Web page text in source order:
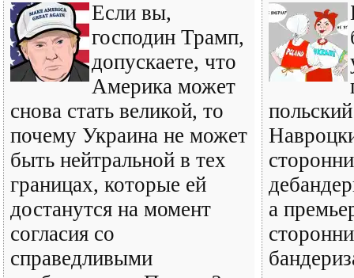
Если вы,
господин Трамп,
допускаете, что
Америка может
снова стать великой, то
почему Украина не может
быть нейтральной в тех
границах, которые ей
достанутся на момент
согласия со
справедливыми
а